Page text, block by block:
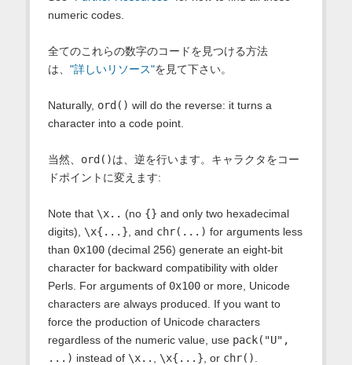
numeric codes.
全てのこれらの数字のコードを見つける方法
は、 "詳しいリソース"を見て下さい。
Naturally, ord() will do the reverse: it turns a
character into a code point.
当然、 ord()は、逆を行います。キャラクタをコー
ドポイントに変えます:
Note that \x.. (no {} and only two hexadecimal
digits), \x{...} , and chr(...) for arguments less
than 0x100(decimal 256) generate an eight-bit
character for backward compatibility with older
Perls. For arguments of 0x100or more, Unicode
characters are always produced. If you want to
force the production of Unicode characters
regardless of the numeric value, use pack("U",
...) instead of \x.. \x{...} , or chr()